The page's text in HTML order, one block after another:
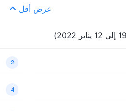
عرض أقل
2
4